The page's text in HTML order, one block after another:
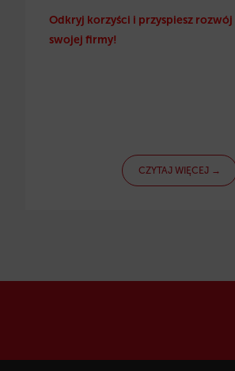
Odkryj korzyści i przyspiesz rozwój
swojej firmy!
CZYTAJ WIĘCEJ →